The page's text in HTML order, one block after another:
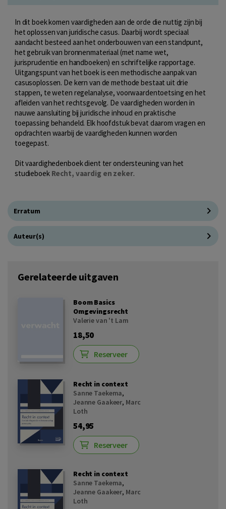
In dit boek komen vaardigheden aan de orde die nuttig zijn bij
het oplossen van juridische casus. Daarbij wordt speciaal
aandacht besteed aan het onderbouwen van een standpunt,
het gebruik van bronnenmateriaal (met name wet,
jurisprudentie en handboeken) en schriftelijke rapportage.
Uitgangspunt van het boek is een methodische aanpak van
casusoplossen. De kern van de methode bestaat uit drie
stappen, te weten regelanalyse, voorwaardentoetsing en het
afleiden van het rechtsgevolg. De vaardigheden worden in
nauwe aansluiting bij juridische inhoud en praktische
toepassing behandeld. Elk hoofdstuk bevat daarom vragen en
opdrachten waarbij de vaardigheden kunnen worden
toegepast.
Dit vaardighedenboek dient ter ondersteuning van het
studieboek Recht, vaardig en zeker.
Erratum
Auteur(s)
Gerelateerde uitgaven
Boom Basics
Omgevingsrecht
Valerie van 't Lam
18,50
Reserveer
Recht in context
Sanne Taekema,
Jeanne Gaakeer, Marc
Loth
54,95
Reserveer
Recht in context
Sanne Taekema,
Jeanne Gaakeer, Marc
Loth